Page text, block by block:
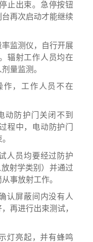
止出束。急停按钮
再次启动才能继续
监测仪，自行开展
辐射工作人员均在
量监测。
作，工作人员不在
动防护门关闭不到
程中，电动防护门
人员均要经过防护
射学类别） 并通过
事放射工作。
认屏蔽间内没有人
，再进行出束测试，
灯亮起，并有蜂鸣